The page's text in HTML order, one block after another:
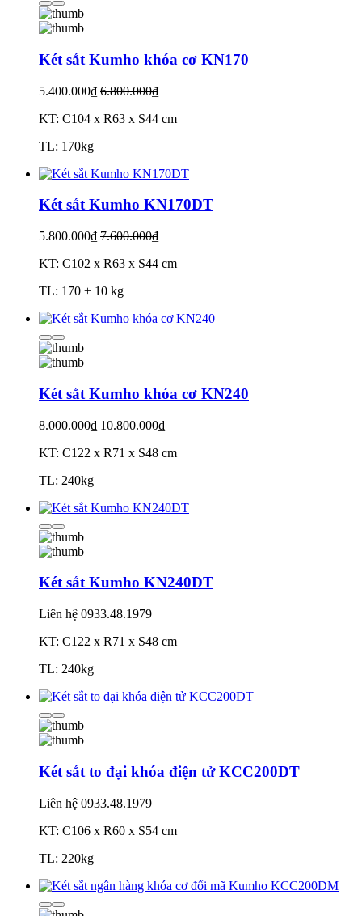
Két sắt Kumho khóa cơ KN170
5.400.000₫ 6.800.000₫
KT: C104 x R63 x S44 cm
TL: 170kg
Két sắt Kumho KN170DT
5.800.000₫ 7.600.000₫
KT: C102 x R63 x S44 cm
TL: 170 ± 10 kg
Két sắt Kumho khóa cơ KN240
8.000.000₫ 10.800.000₫
KT: C122 x R71 x S48 cm
TL: 240kg
Két sắt Kumho KN240DT
Liên hệ 0933.48.1979
KT: C122 x R71 x S48 cm
TL: 240kg
Két sắt to đại khóa điện tử KCC200DT
Liên hệ 0933.48.1979
KT: C106 x R60 x S54 cm
TL: 220kg